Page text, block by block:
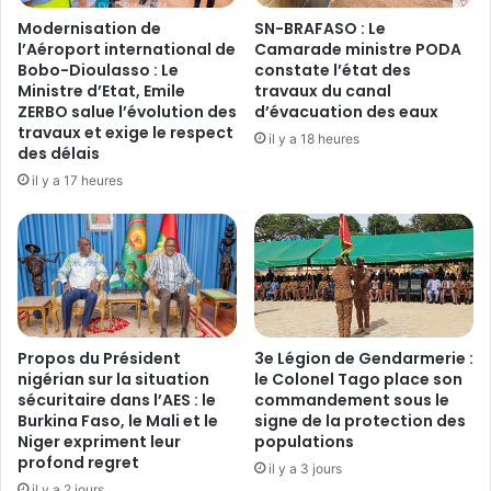
K
Y
E
L
E
M
d
T
A
M
B
E
L
A
é
l
e
v
é
p
r
o
j
e
t
d
e
o
i
p
o
r
a
n
t
r
é
v
Modernisation de
l’Aéroport international de
Bobo-Dioulasso : Le
Ministre d’Etat, Emile
ZERBO salue l’évolution des
travaux et exige le respect
des délais
il y a 17 heures
SN-BRAFASO : Le
Camarade ministre PODA
constate l’état des
travaux du canal
d’évacuation des eaux
il y a 18 heures
Propos du Président
nigérian sur la situation
sécuritaire dans l’AES : le
Burkina Faso, le Mali et le
Niger expriment leur
profond regret
3e Légion de Gendarmerie :
le Colonel Tago place son
commandement sous le
signe de la protection des
populations
il y a 3 jours